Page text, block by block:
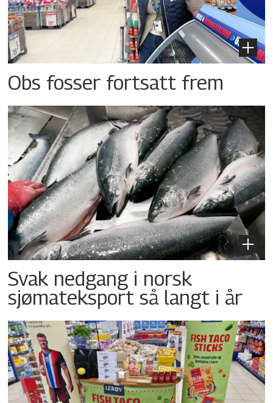
Obs fosser fortsatt frem
Svak nedgang i norsk
sjømateksport så langt i år